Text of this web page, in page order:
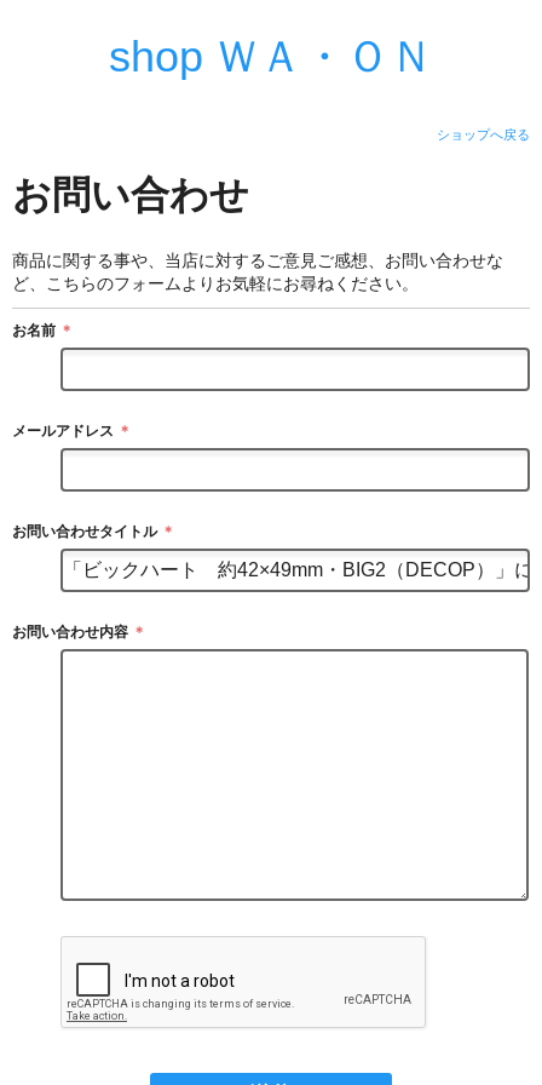
shop ＷＡ・ＯＮ
ショップへ戻る
お問い合わせ
商品に関する事や、当店に対するご意見ご感想、お問い合わせな
ど、こちらのフォームよりお気軽にお尋ねください。
お名前 ＊
メールアドレス ＊
お問い合わせタイトル ＊
お問い合わせ内容 ＊